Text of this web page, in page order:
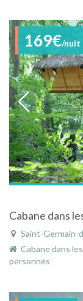
169€/nuit
Saint-Germain-des-
Cabane dans
personnes